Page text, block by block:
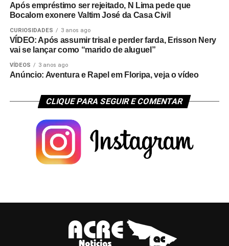
Após empréstimo ser rejeitado, N Lima pede que
Bocalom exonere Valtim José da Casa Civil
CURIOSIDADES 3 anos ago
VÍDEO: Após assumir trisal e perder farda, Erisson Nery
vai se lançar como “marido de aluguel”
VÍDEOS 3 anos ago
Anúncio: Aventura e Rapel em Floripa, veja o vídeo
CLIQUE PARA SEGUIR E COMENTAR